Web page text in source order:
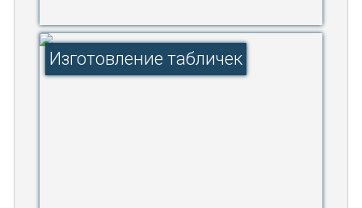
Изготовление табличек